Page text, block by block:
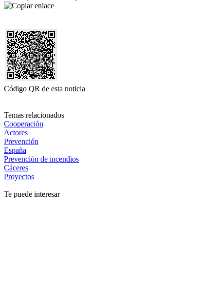
Código QR de esta noticia
Temas relacionados
Cooperación
Actores
Prevención
España
Prevención de incendios
Cáceres
Proyectos
Te puede interesar